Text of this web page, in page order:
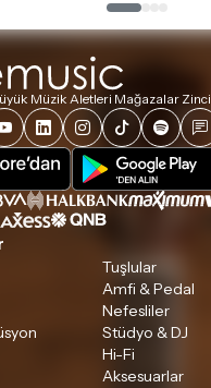
Müzik Aletleri Mağazalar
Tuşlular
Amfi & Pedal
Nefesliler
Stüdyo & DJ
Hi-Fi
Aksesuarlar